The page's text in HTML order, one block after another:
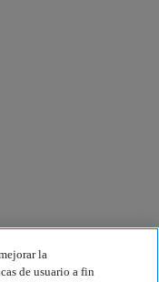
la
de usuario a fin